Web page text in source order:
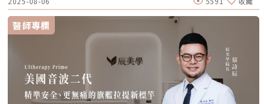
臉部外側緊緻度，讓輪廓不再鬆垮。 下頷嘴角交界：改善嘴角周圍的鬆
弛，恢復皮膚原有的拉力。 下顎角前緣：誘導彈力蛋白新生，收緊下頷邊
緣的曲線。這五個點位並非用來「填充凹陷」，而是作為信號啟動點，讓玻
尿酸在皮下如水幕般擴散，誘導彈力蛋白大量新生，像是在皮下植入了一層
隱形的「彈力網」，讓下顎線與中臉自然回歸緊緻狀態。2. 火雞頸與橫向頸
紋：修復彈力纖維的救星頸部皮膚極薄，且缺乏支撐結構，老化多半是因為
彈力纖維斷裂。傳統填充型玻尿酸因為有化學交聯，施打後容易因重力或皮
膚過薄而產生凸起（毛毛蟲現象）。Profhilo 具備極佳的流動性，能均勻
滲透進頸部真皮層，不是填平皺紋，而是從底層重塑頸部肌膚的厚度與張
力，是目前改善頸部質感的首選。3. 手背（雞爪手）：重建真皮層的緊實度
雙手最容易因彈力蛋白流失而顯得乾癟、血管明顯。Profhilo 透過「非填
充」的方式，啟動手背肌膚的自我修復機制。它不僅是補水，更是透過生物
麼？ 璞菲洛是一項注射型玻尿酸產品，由瑞士IBSA研發，正式名稱為「高
低分子玻尿酸皮下植入劑」，在台灣獲得衛福部核准，俗稱為「逆時針」。
與傳統玻尿酸不同，璞菲洛不以填補凹陷為目的，而是透過生物重塑（bio-
remodeling）方式，喚醒肌膚自身的修復機能，促進膠原蛋白和彈力蛋白
的生成，達到自然緊緻與改善膚質的效果。璞菲洛Profhilo的五大特色璞菲
洛之所以能引發醫美界關注，主要在於它與傳統玻尿酸有著本質上的不同，
透過獨特技術從根本上改善肌膚狀態。以下是璞菲洛最突出的五大特色：1.
獨特「生物重塑」機制：啟動膠原與彈力蛋白再生璞菲洛的核心技術採用專
利高、低分子量玻尿酸複合配方，在不添加交聯劑的情況下，能刺激皮膚深
層的纖維母細胞、角質細胞和脂肪細胞，促使膠原蛋白和彈力蛋白大量新
生，從源頭改善肌膚鬆弛與老化問題。2. 全面改善膚況：不只填補，更提升
整體膚質有別於傳統玻尿酸的局部填充，璞菲洛注射後會均勻擴散至皮膚的
醫師專欄